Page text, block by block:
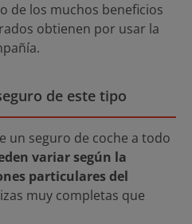
de los muchos beneficios
obtienen por usar la
de este tipo
un seguro de coche a todo
variar según la
particulares del
muy completas que